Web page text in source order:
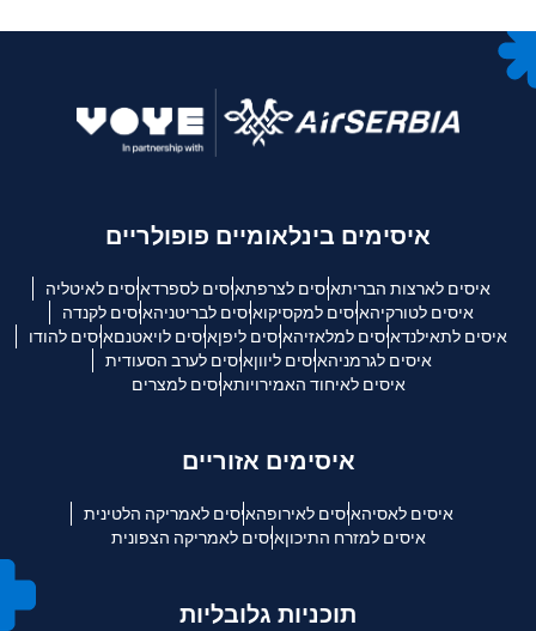
איסימים בינלאומיים פופולריים
איסים לארצות הבריתאיסים לצרפתאיסים לספרדאיסים לאיטליה
איסים לטורקיהאיסים למקסיקואיסים לבריטניהאיסים לקנדה
איסים לתאילנדאיסים למלאזיהאיסים ליפןאיסים לויאטנםאיסים להודו
איסים לגרמניהאיסים ליווןאיסים לערב הסעודית
איסים לאיחוד האמירויותאיסים למצרים
איסימים אזוריים
איסים לאסיהאיסים לאירופהאיסים לאמריקה הלטינית
איסים למזרח התיכוןאיסים לאמריקה הצפונית
תוכניות גלובליות